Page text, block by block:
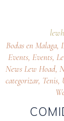
Bodas en Malaga,
Events,Events,
News Lew Hoad,
categorizar, Tenis,